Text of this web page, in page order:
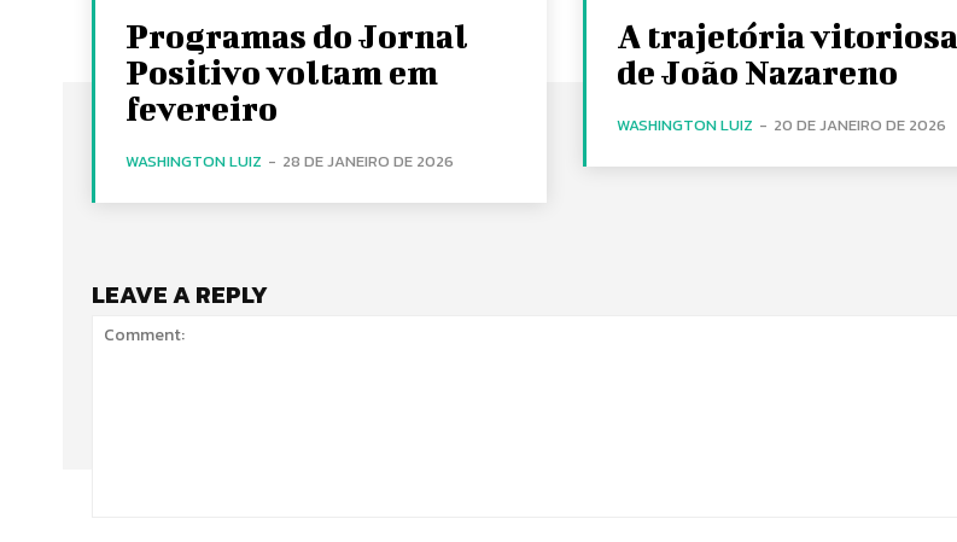
Programas do Jornal
Positivo voltam em
fevereiro
WASHINGTON LUIZ - 28 DE JANEIRO DE 2026
A trajetória vitoriosa
de João Nazareno
WASHINGTON LUIZ - 20 DE JANEIRO DE 2026
LEAVE A REPLY